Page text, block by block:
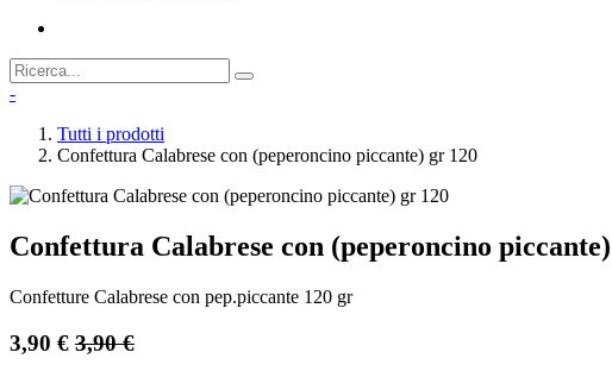
-
Tutti i prodotti
Confettura Calabrese con (peperoncino piccante) gr 120
Confettura Calabrese con (peperoncino
Confetture Calabrese con pep.piccante 120 gr
3,90 € 3,90€